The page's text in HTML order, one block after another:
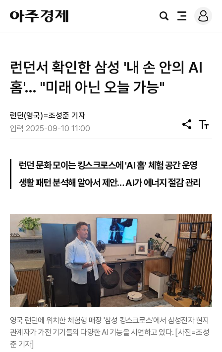
아
주
경
검
전
로
그
런던서 확인한 삼성 '내 손 안의 AI
홈'… "미래 아닌 오늘 가능"
런던(영국)=조성준 기자
입력 2025-09-10 11:00
공
유
텍
스
런던 문화 모이는 킹스크로스에 'AI 홈' 체험 공간 운영
생활 패턴 분석해 알아서 제안… AI가 에너지 절감 관리
영국 런던에 위치한 체험형 매장 '삼성 킹스크로스'에서 삼성전자 현지
관계자가 가전 기기들의 다양한 AI 기능을 시연하고 있다. [사진=조성
준 기자]